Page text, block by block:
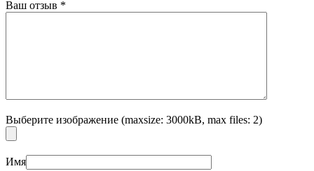
Ваш отзыв *
Выберите изображение (maxsize: 3000kB, max files: 2)
Имя